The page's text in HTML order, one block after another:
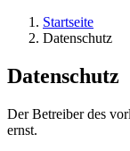
Startseite
Datenschutz
Datenschutz
Der Betreiber des
ernst.